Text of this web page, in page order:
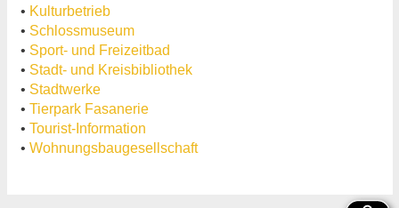
• Kulturbetrieb
• Schlossmuseum
• Sport- und Freizeitbad
• Stadt- und Kreisbibliothek
• Stadtwerke
• Tierpark Fasanerie
• Tourist-Information
• Wohnungsbaugesellschaft